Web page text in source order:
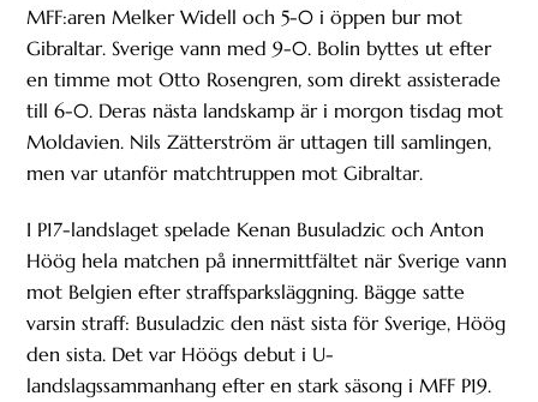
MFF:aren Melker Widell och 5-0 i öppen bur mot
Gibraltar. Sverige vann med 9-0. Bolin byttes ut efter
en timme mot Otto Rosengren, som direkt assisterade
till 6-0. Deras nästa landskamp är i morgon tisdag mot
Moldavien. Nils Zätterström är uttagen till samlingen,
men var utanför matchtruppen mot Gibraltar.
I P17-landslaget spelade Kenan Busuladzic och Anton
Höög hela matchen på innermittfältet när Sverige vann
mot Belgien efter straffsparksläggning. Bägge satte
varsin straff: Busuladzic den näst sista för Sverige, Höög
den sista. Det var Höögs debut i U-
landslagssammanhang efter en stark säsong i MFF P19.